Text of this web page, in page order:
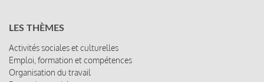
LES THÈMES
Activités sociales et culturelles
Emploi, formation et compétences
Organisation du travail